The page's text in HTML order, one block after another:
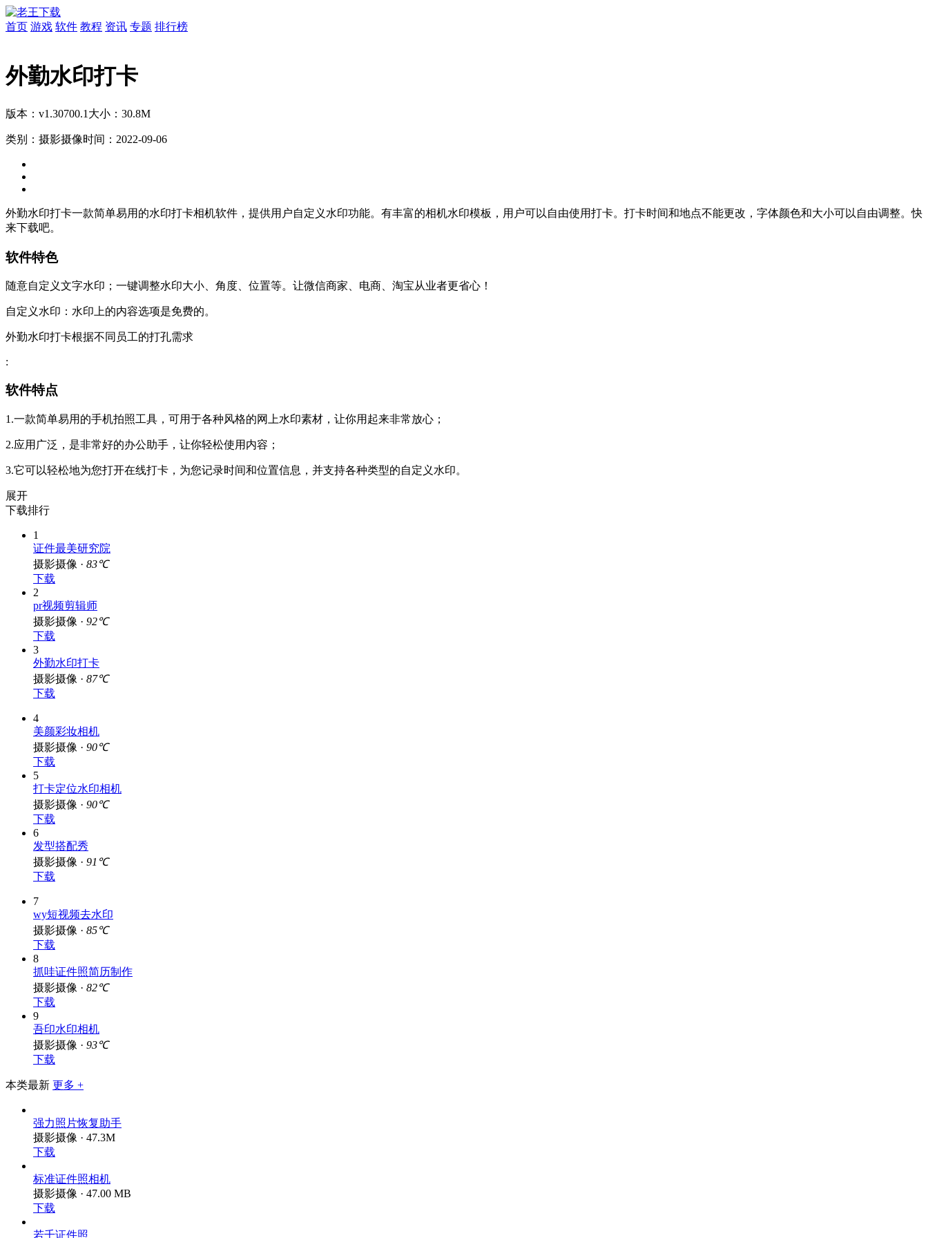
首页 游戏 软件 教程 资讯 专题 排行榜
外勤水印打卡
版本：v1.30700.1大小：30.8M
类别：摄影摄像时间：2022-09-06
外勤水印打卡一款简单易用的水印打卡相机软件，提供用户自定义水印功能。有丰富的相机水印模板，用户可以自由使用打卡。打卡时间和地点不能更改，字体颜色和大小可以自由调整。快
来下载吧。
软件特色
随意自定义文字水印；一键调整水印大小、角度、位置等。让微信商家、电商、淘宝从业者更省心！
自定义水印：水印上的内容选项是免费的。
外勤水印打卡根据不同员工的打孔需求
:
软件特点
1.一款简单易用的手机拍照工具，可用于各种风格的网上水印素材，让你用起来非常放心；
2.应用广泛，是非常好的办公助手，让你轻松使用内容；
3.它可以轻松地为您打开在线打卡，为您记录时间和位置信息，并支持各种类型的自定义水印。
展开
下载排行
1
证件最美研究院
摄影摄像 · 83℃
下载
2
pr视频剪辑师
摄影摄像 · 92℃
下载
3
外勤水印打卡
摄影摄像 ·
87℃
下载
4
美颜彩妆相机
摄影摄像 ·
下载
5
打卡定位水印相机
摄影摄像 ·
下载
6
发型搭配秀
摄影摄像 ·
7
wy短视频去水印
摄影摄像 ·
下载
8
抓哇证件照简历制作
摄影摄像 ·
下载
9
吾印水印相机
摄影摄像 ·
下载
强力照片恢复助手
摄影摄像 · 47.3M
下载
标准证件照相机
下载